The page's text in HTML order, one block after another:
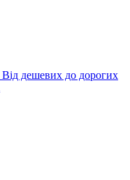
Від дешевих до дорогих